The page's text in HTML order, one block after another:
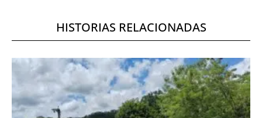
HISTORIAS RELACIONADAS